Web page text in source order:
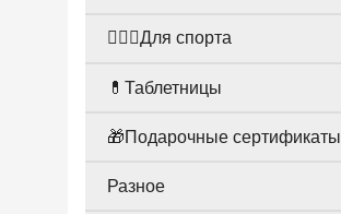
🤸🏻‍♀️Для спорта
💊Таблетницы
🎁Подарочные сертификаты
Разное